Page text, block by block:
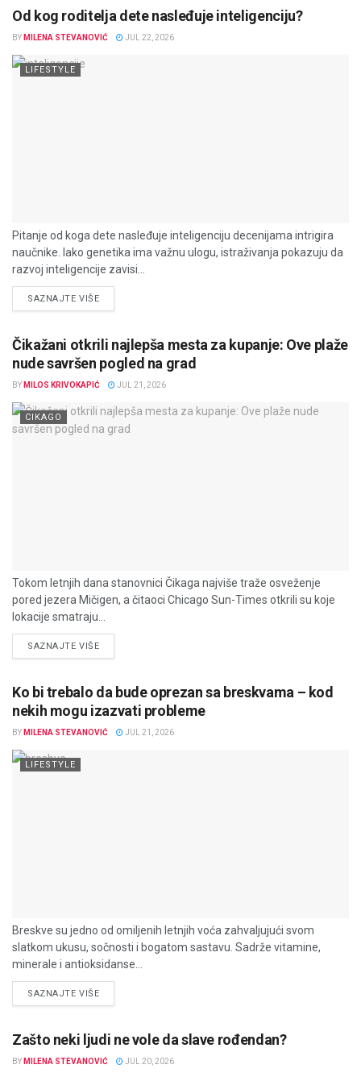
Od kog roditelja dete nasleđuje inteligenciju?
BY MILENA STEVANOVIĆ JUL 22, 2026
LIFESTYLE
Pitanje od koga dete nasleđuje inteligenciju decenijama intrigira
naučnike. Iako genetika ima važnu ulogu, istraživanja pokazuju da
razvoj inteligencije zavisi...
SAZNAJTE VIŠEDETAILS
Čikažani otkrili najlepša mesta za kupanje: Ove plaže
nude savršen pogled na grad
BY MILOS KRIVOKAPIĆ JUL 21, 2026
CIKAGO
Tokom letnjih dana stanovnici Čikaga najviše traže osveženje
pored jezera Mičigen, a čitaoci Chicago Sun-Times otkrili su koje
lokacije smatraju...
SAZNAJTE VIŠEDETAILS
Ko bi trebalo da bude oprezan sa breskvama – kod
nekih mogu izazvati probleme
BY MILENA STEVANOVIĆ JUL 21, 2026
LIFESTYLE
Breskve su jedno od omiljenih letnjih voća zahvaljujući svom
slatkom ukusu, sočnosti i bogatom sastavu. Sadrže vitamine,
minerale i antioksidanse...
SAZNAJTE VIŠEDETAILS
Zašto neki ljudi ne vole da slave rođendan?
BY MILENA STEVANOVIĆ JUL 20, 2026